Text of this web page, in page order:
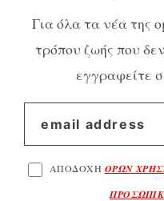
Για όλα τα νέα της
τρόπου ζωής που
εγγραφείτε
ΑΠΟΔΟΧΗ ΟΡΩΝ